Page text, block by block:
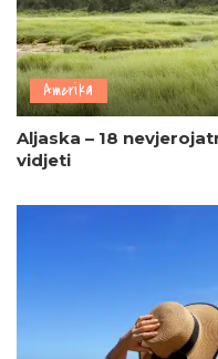
Amerika
Aljaska – 18
vidjeti